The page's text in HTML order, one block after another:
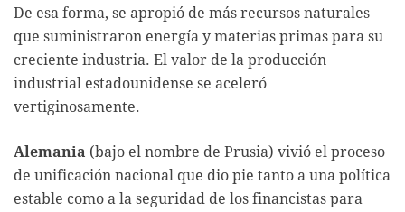
De esa forma, se apropió de más recursos naturales
que suministraron energía y materias primas para su
creciente industria. El valor de la producción
industrial estadounidense se aceleró
vertiginosamente.
Alemania (bajo el nombre de Prusia) vivió el proceso
de unificación nacional que dio pie tanto a una política
estable como a la seguridad de los financistas para